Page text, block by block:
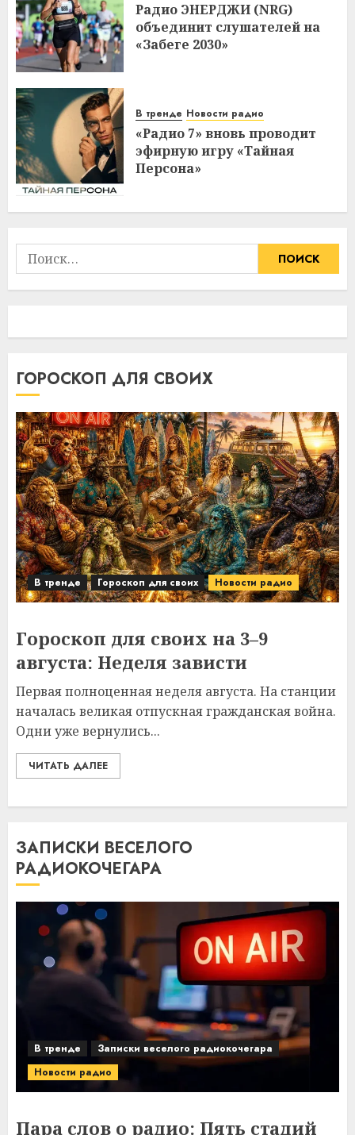
Радио ЭНЕРДЖИ (NRG)
объединит слушателей на
«Забеге 2030»
В тренде Новости радио
«Радио 7» вновь проводит
эфирную игру «Тайная
Персона»
Найти:
ГОРОСКОП ДЛЯ СВОИХ
В тренде Гороскоп для своих Новости радио
Гороскоп для своих на 3–9
августа: Неделя зависти
Первая полноценная неделя августа. На станции
началась великая отпускная гражданская война.
Одни уже вернулись...
ЧИТАТЬ ДАЛЕЕ
ЗАПИСКИ ВЕСЕЛОГО
РАДИОКОЧЕГАРА
В тренде
Записки веселого радиокочегара
Новости радио
Пара слов о радио: Пять стадий